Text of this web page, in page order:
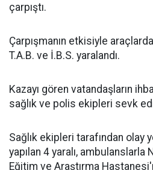
çarpıştı.
Çarpışmanın etkisiyle
T.A.B. ve İ.B.S. yaralandı.
Kazayı gören vatandaşların
sağlık ve polis ekipleri sevk
Sağlık ekipleri tarafından olay
yapılan 4 yaralı,
Eğitim ve Araştırma